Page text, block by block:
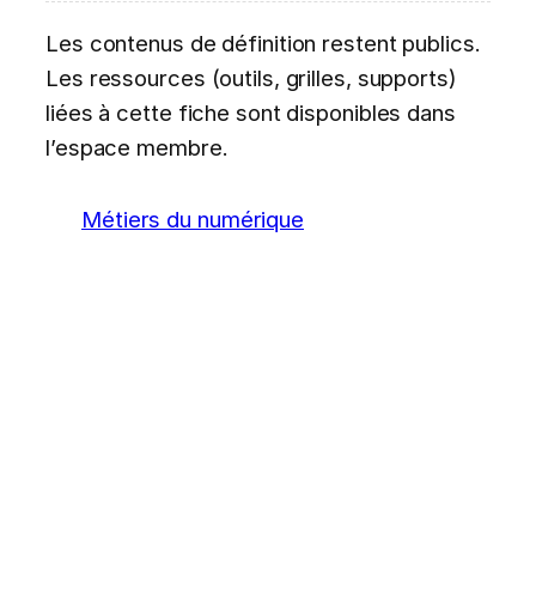
Les contenus de définition restent publics.
Les ressources (outils, grilles, supports)
liées à cette fiche sont disponibles dans
l’espace membre.
Métiers du numérique